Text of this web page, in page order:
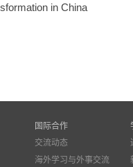
in China
国际合作
交流动态
海外学习与外事交流